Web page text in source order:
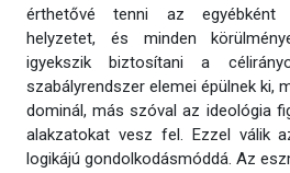
érthetővé tenni az egyébként
helyzetet, és minden
igyekszik biztosítani a
szabályrendszer elemei épülnek ki,
dominál, más szóval az ideológia
alakzatokat vesz fel. Ezzel válik
logikájú gondolkodásmóddá. Az